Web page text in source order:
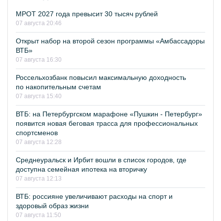
МРОТ 2027 года превысит 30 тысяч рублей
07 августа 20:46
Открыт набор на второй сезон программы «Амбассадоры
ВТБ»
07 августа 16:30
Россельхозбанк повысил максимальную доходность
по накопительным счетам
07 августа 15:40
ВТБ: на Петербургском марафоне «Пушкин - Петербург»
появится новая беговая трасса для профессиональных
спортсменов
07 августа 12:28
Среднеуральск и Ирбит вошли в список городов, где
доступна семейная ипотека на вторичку
07 августа 12:13
ВТБ: россияне увеличивают расходы на спорт и
здоровый образ жизни
07 августа 11:50